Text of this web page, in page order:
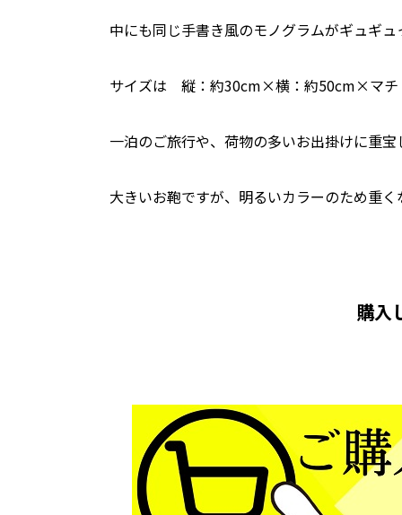
中にも同じ手書き風のモノグラムがギュギ
サイズは 縦：約30cm×横：約50cm×マチ
一泊のご旅行や、荷物の多いお出掛けに重宝
大きいお鞄ですが、明るいカラーのため重
購入